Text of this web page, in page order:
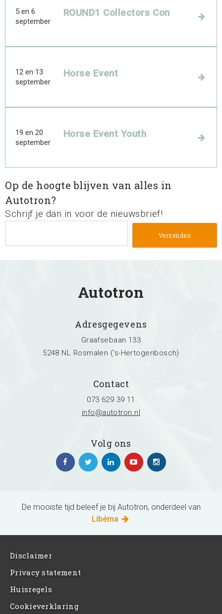
5 en 6
september
ROUND1 Collectors Con
12 en 13
september
Horse Event
19 en 20
september
Horse Event Youth
Op de hoogte blijven van alles in
Autotron?
Schrijf je dan in voor de nieuwsbrief!
Autotron
Adresgegevens
Graafsebaan 133
5248 NL Rosmalen ('s-Hertogenbosch)
Contact
073 629 39 11
info@autotron.nl
Volg ons
De mooiste tijd beleef je bij Autotron, onderdeel van
Libéma
Disclaimer
Privacy statement
Huisregels
Cookieverklaring